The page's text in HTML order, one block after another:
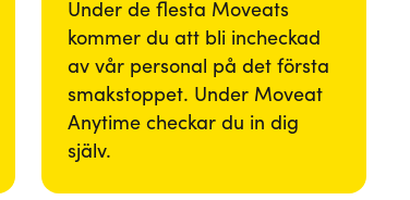
Under de flesta Moveats
kommer du att bli incheckad
av vår personal på det första
smakstoppet. Under Moveat
Anytime checkar du in dig
själv.